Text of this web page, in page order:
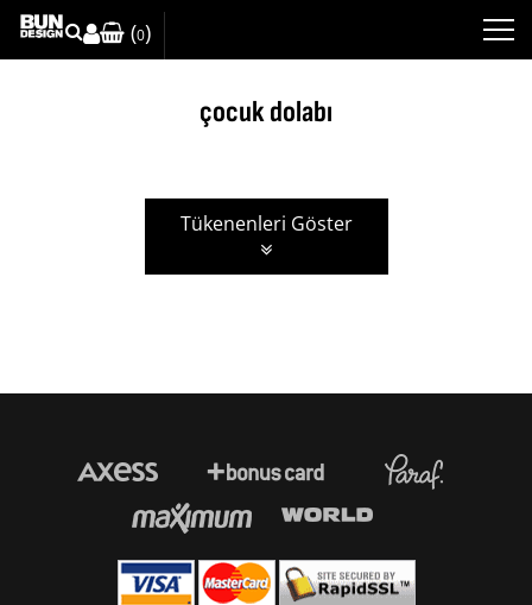
(0)
çocuk dolabı
Tükenenleri Göster